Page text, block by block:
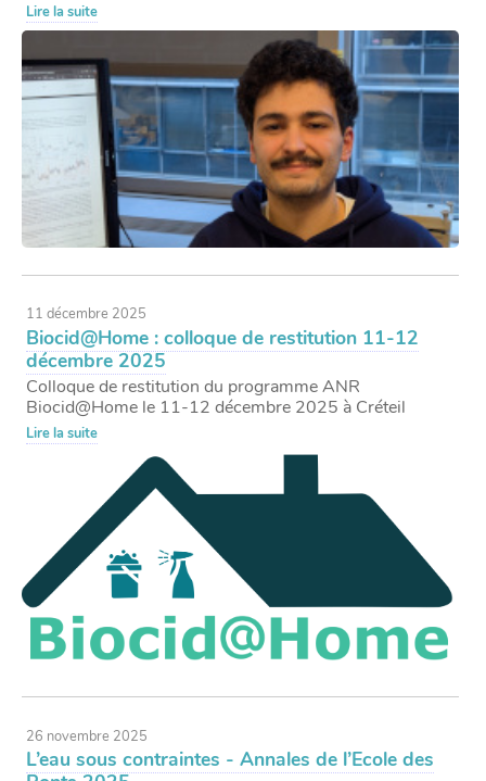
Lire la suite
11 décembre 2025
Biocid@Home : colloque de restitution 11-12
décembre 2025
Colloque de restitution du programme ANR
Biocid@Home le 11-12 décembre 2025 à Créteil
Lire la suite
26 novembre 2025
L’eau sous contraintes - Annales de l’Ecole des